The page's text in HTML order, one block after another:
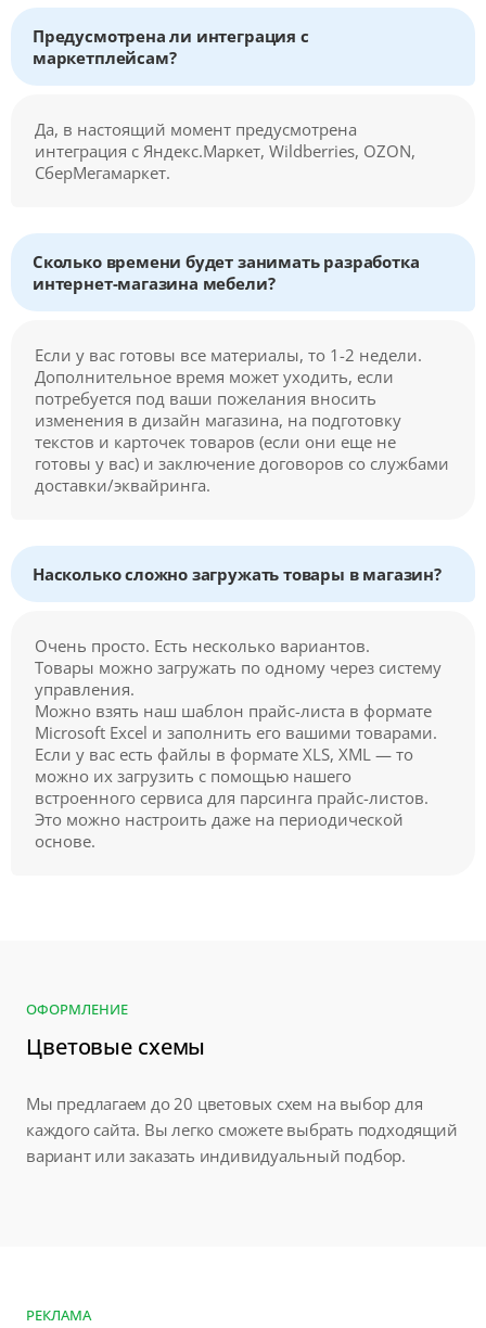
Предусмотрена ли интеграция с
маркетплейсам?
Да, в настоящий момент предусмотрена
интеграция с Яндекс.Маркет, Wildberries, OZON,
СберМегамаркет.
Сколько времени будет занимать разработка
интернет-магазина мебели?
Если у вас готовы все материалы, то 1-2 недели.
Дополнительное время может уходить, если
потребуется под ваши пожелания вносить
изменения в дизайн магазина, на подготовку
текстов и карточек товаров (если они еще не
готовы у вас) и заключение договоров со службами
доставки/эквайринга.
Насколько сложно загружать товары в магазин?
Очень просто. Есть несколько вариантов.
Товары можно загружать по одному через систему
управления.
Можно взять наш шаблон прайс-листа в формате
Microsoft Excel и заполнить его вашими товарами.
Если у вас есть файлы в формате XLS, XML — то
можно их загрузить с помощью нашего
встроенного сервиса для парсинга прайс-листов.
Это можно настроить даже на периодической
основе.
ОФОРМЛЕНИЕ
Цветовые схемы
Мы предлагаем до 20 цветовых схем на выбор для
каждого сайта. Вы легко сможете выбрать подходящий
вариант или заказать индивидуальный подбор.
РЕКЛАМА